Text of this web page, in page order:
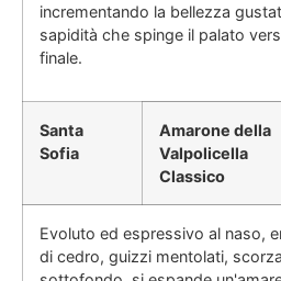
incrementando la bellezza
sapidità che spinge il palato
finale.
Santa
Sofia
Amarone della
Valpolicella
Classico
Evoluto ed espressivo al naso,
di cedro, guizzi mentolati,